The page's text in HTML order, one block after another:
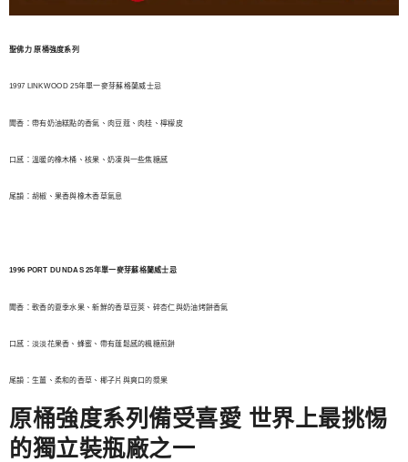
聖佛力 原桶強度系列
1997 LINKWOOD 25年單一麥芽蘇格蘭威士忌
聞香：帶有奶油糕點的香氣、肉豆蔻、肉桂、檸檬皮
口感：溫暖的橡木桶、核果、奶凍與一些焦糖感
尾韻：胡椒、果香與橡木香草氣息
1996 PORT DUNDAS 25年單一麥芽蘇格蘭威士忌
聞香：軟香的夏季水果、新鮮的香草豆莢、碎杏仁與奶油烤餅香氣
口感：淡淡花果香、蜂蜜、帶有蓬鬆感的楓糖煎餅
尾韻：生薑、柔和的香草、椰子片與爽口的漿果
原桶強度系列備受喜愛 世界上最挑惕
的獨立裝瓶廠之一